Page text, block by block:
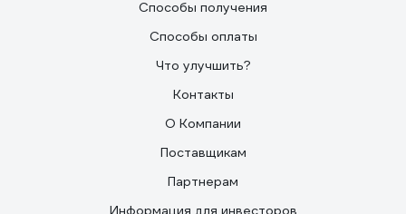
Способы получения
Способы оплаты
Что улучшить?
Контакты
О Компании
Поставщикам
Партнерам
Информация для инвесторов